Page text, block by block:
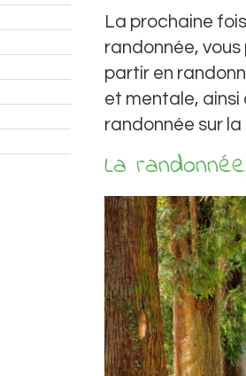
La prochaine
randonnée,
partir en
et mentale, ainsi
randonnée sur
La